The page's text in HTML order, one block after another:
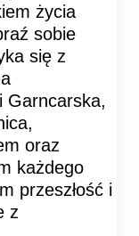
życia
sobie
się z
Garncarska,
oraz
każdego
przeszłość i
z